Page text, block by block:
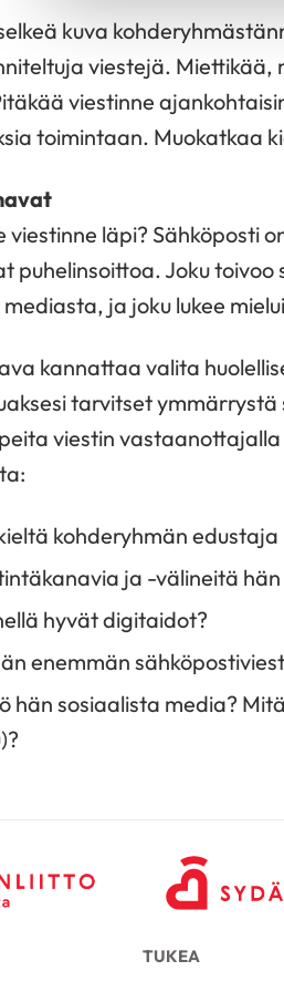
kuva
viestejä.
viestinne
toimintaan. Muokatkaa
viestinne läpi? Sähköposti
puhelinsoittoa. Joku
ja joku lukee
kannattaa valita
tarvitset
viestin vastaanottajalla
kohderyhmän
ja -välineitä
hyvät digitaidot?
enemmän
hän sosiaalista media?
TUKEA